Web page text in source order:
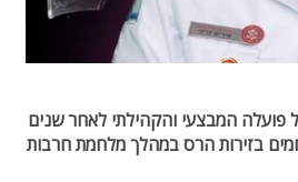
פועלה המבצעי והקהילתי לאחר שנים
בזירות הרס במהלך מלחמת חרבות